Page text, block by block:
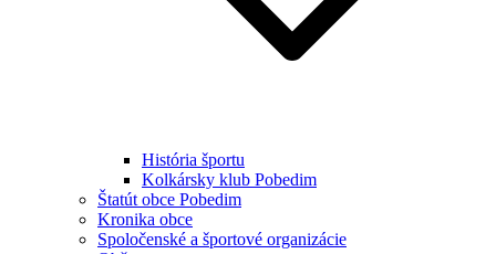
História športu
Kolkársky klub Pobedim
Štatút obce Pobedim
Kronika obce
Spoločenské a športové organizácie